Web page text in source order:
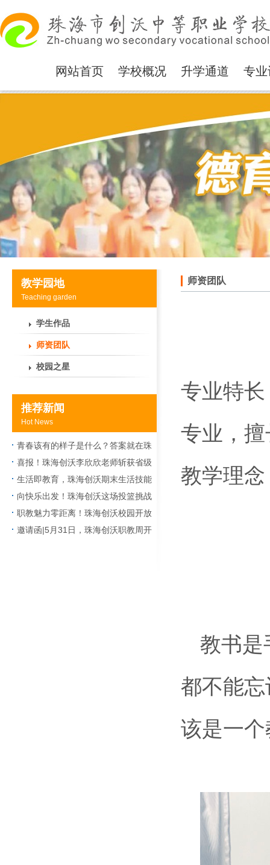
网站首页 学校概况 升学通道 专
教学园地
Teaching garden
学生作品
师资团队
校园之星
推荐新闻
Hot News
青春该有的样子是什么？答案就在珠
海创沃社团
喜报！珠海创沃李欣欣老师斩获省级
二等奖，以匠心守望课堂
生活即教育，珠海创沃期末生活技能
大比拼火热上演
向快乐出发！珠海创沃这场投篮挑战
赛让期末校园“热”度飙升
职教魅力零距离！珠海创沃校园开放
日暨职教技能节晚会太好玩了
邀请函|5月31日，珠海创沃职教周开
师资团队
专业特
专业，擅
教学理
教书是
都不能
该是一